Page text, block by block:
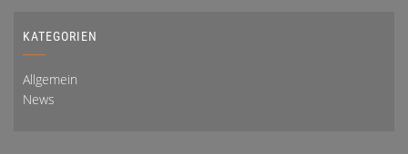
KATEGORIEN
Allgemein
News